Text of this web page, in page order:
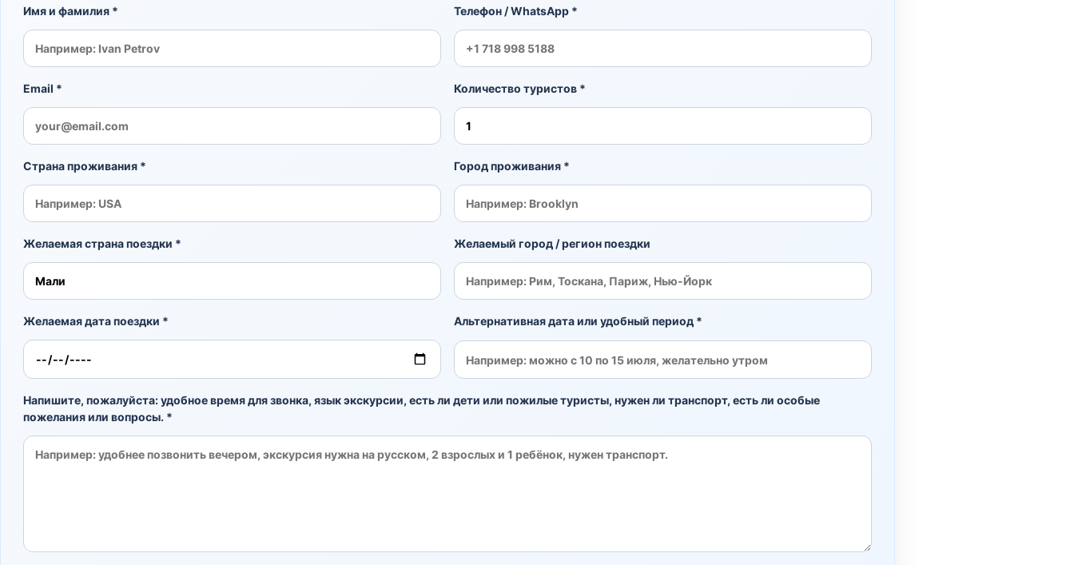
Имя и фамилия * Телефон / WhatsApp *
Email * Количество туристов *
Страна проживания * Город проживания *
Желаемая страна поездки * Желаемый город / регион поездки
Желаемая дата поездки * Альтернативная дата или удобный период *
Напишите, пожалуйста: удобное время для звонка, язык экскурсии, есть ли дети или пожилые туристы, нужен ли транспорт, есть ли особые
пожелания или вопросы. *